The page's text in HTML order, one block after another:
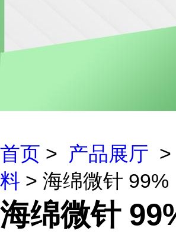
首页 > 产品展厅 >
料 > 海绵微针 99%
海绵微针